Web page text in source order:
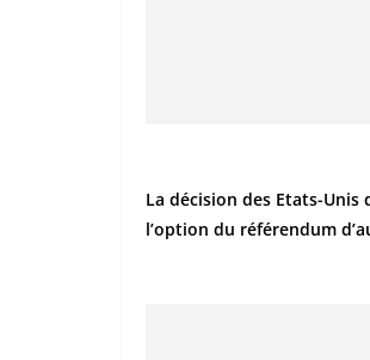
La décision des Etats-
l’option du référendum